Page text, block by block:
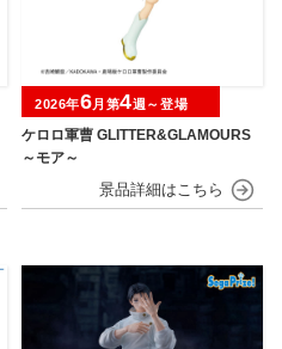
ケロロ軍曹 GLITTER&GLAMOURS
～モア～
2026年6月第4週～登場